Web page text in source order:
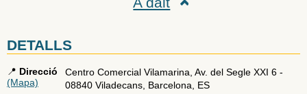
DETALLS
📍 Direcció
(Mapa)
Centro Comercial Vilamarina, Av. del Segle XXI 6 -
08840 Viladecans Barcelona
ES